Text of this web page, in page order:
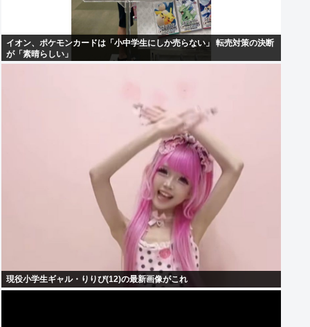
イオン、ポケモンカードは「小中学生にしか売らない」 転売対策の決断
が「素晴らしい」
現役小学生ギャル・りりぴ(12)の最新画像がこれ